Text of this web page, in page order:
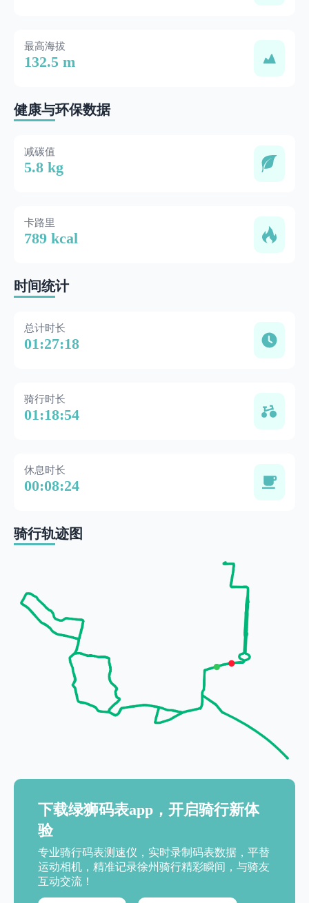
最高海拔
132.5 m
健康与环保数据
减碳值
5.8 kg
卡路里
789 kcal
时间统计
总计时长
01:27:18
骑行时长
01:18:54
休息时长
00:08:24
骑行轨迹图
下载绿狮码表app，开启骑行新体
验
专业骑行码表测速仪，实时录制码表数据，平替
运动相机，精准记录徐州骑行精彩瞬间，与骑友
互动交流！